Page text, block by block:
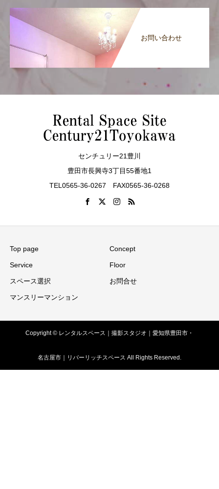
お問い合わせ
センチュリー21豊川
豊田市長興寺3丁目55番地1
TEL0565-36-0267 FAX0565-36-0268
Top page Concept
Service Floor
スペース選択 お問合せ
マンスリーマンション
Copyright © レンタルスペース｜撮影スタジオ｜愛知県豊田市・
名古屋市｜リバーリッチスペース All Rights Reserved.